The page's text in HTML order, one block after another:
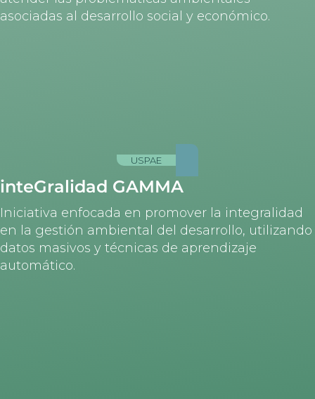
asociadas al desarrollo social y económico.
USPAE
inteGralidad GAMMA
Iniciativa enfocada en promover la integralidad
en la gestión ambiental del desarrollo, utilizando
datos masivos y técnicas de aprendizaje
automático.